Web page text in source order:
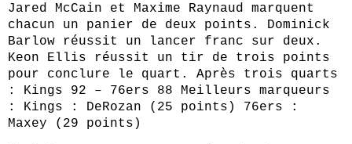
Jared McCain et Maxime Raynaud marquent
chacun un panier de deux points. Dominick
Barlow réussit un lancer franc sur deux.
Keon Ellis réussit un tir de trois points
pour conclure le quart. Après trois quarts
: Kings 92 – 76ers 88 Meilleurs marqueurs
: Kings : DeRozan (25 points) 76ers :
Maxey (29 points)